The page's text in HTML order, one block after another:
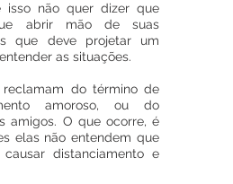
isso não quer dizer que
abrir mão de suas
que deve projetar um
as situações.
reclamam do término de
amoroso, ou do
amigos. O que ocorre, é
elas não entendem que
distanciamento e